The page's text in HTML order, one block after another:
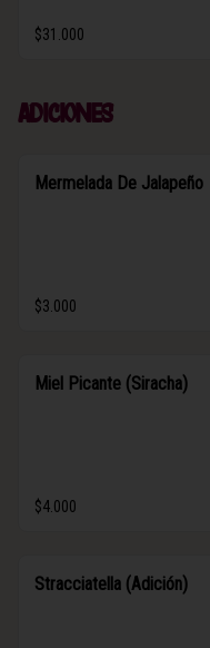
$31.000
Adiciones
Mermelada De Jalapeño
$3.000
Miel Picante (Siracha)
$4.000
Stracciatella (Adición)